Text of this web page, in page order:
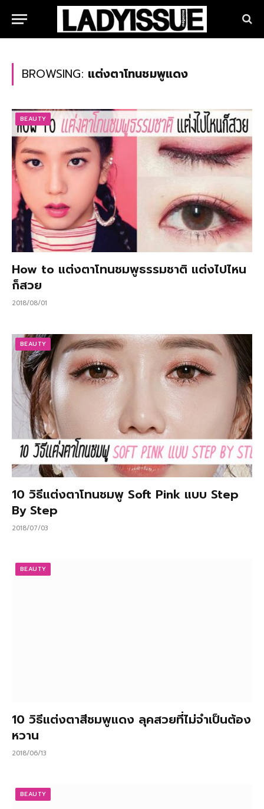
BROWSING: แต่งตาโทนชมพูแดง
BEAUTY
How to แต่งตาโทนชมพูธรรมชาติ แต่งไปไหน
ก็สวย
2018/08/01
BEAUTY
10 วิธีแต่งตาโทนชมพู Soft Pink แบบ Step
By Step
2018/07/03
BEAUTY
10 วิธีแต่งตาสีชมพูแดง ลุคสวยที่ไม่จำเป็นต้อง
หวาน
2018/06/13
BEAUTY